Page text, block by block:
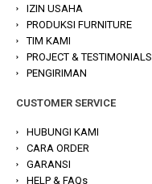
IZIN USAHA
PRODUKSI FURNITURE
TIM KAMI
PROJECT & TESTIMONIALS
PENGIRIMAN
CUSTOMER SERVICE
HUBUNGI KAMI
CARA ORDER
GARANSI
HELP & FAQs